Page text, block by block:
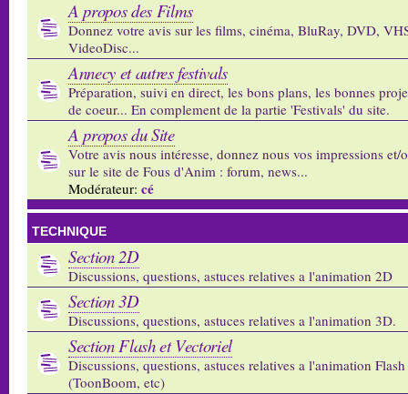
A propos des Films
Donnez votre avis sur les films, cinéma, BluRay, DVD,
VideoDisc...
Annecy et autres festivals
Préparation, suivi en direct, les bons plans, les bonnes
de coeur... En complement de la partie 'Festivals' du site.
A propos du Site
Votre avis nous intéresse, donnez nous vos impressions et/
sur le site de Fous d'Anim : forum, news...
Modérateur: cé
TECHNIQUE
Section 2D
Discussions, questions, astuces relatives a l'animation 2D
Section 3D
Discussions, questions, astuces relatives a l'animation 3D.
Section Flash et Vectoriel
Discussions, questions, astuces relatives a l'animation
(ToonBoom, etc)